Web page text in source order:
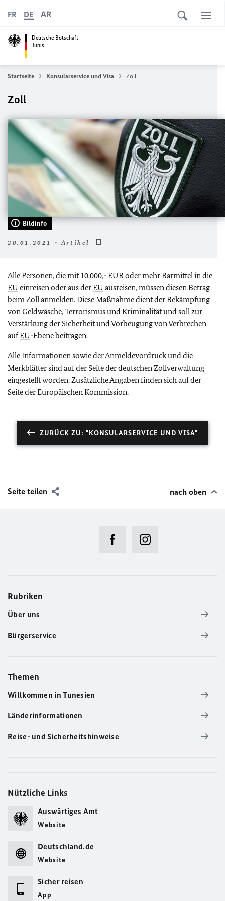
Deutsche Botschaft
Tunis
FR DE AR
Startseite Konsularservice und Visa Zoll
Zoll
Bildinfo
20.01.2021 - Artikel
Alle Personen, die mit 10.000,- EUR oder mehr Barmittel in die
EU einreisen oder aus derEU ausreisen, müssen diesen Betrag
beim Zoll anmelden. Diese Maßnahme dient der Bekämpfung
von Geldwäsche, Terrorismus und Kriminalität und soll zur
Verstärkung der Sicherheit und Vorbeugung von Verbrechen
aufEU-Ebene beitragen.
Alle Informationen sowie der Anmeldevordruck und die
Merkblätter sind auf der Seite der deutschen Zollverwaltung
eingestellt worden. Zusätzliche Angaben finden sich auf der
Seite der Europäischen Kommission.
ZURÜCK ZU: "KONSULARSERVICE UND VISA"
Seite teilen nach oben
Rubriken
Über uns
Bürgerservice
Themen
Willkommen in Tunesien
Länderinformationen
Reise- und Sicherheitshinweise
Nützliche Links
Auswärtiges Amt
Website
Deutschland.de
Website
Sicher reisen
App